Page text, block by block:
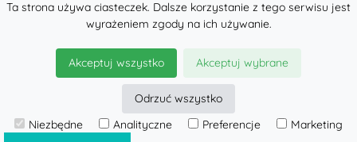
© 2026LennyLamb sp. z o.o.
Ta strona używa ciasteczek. Dalsze korzystanie z tego serwisu jest
wyrażeniem zgody na ich używanie.
Akceptuj wszystko Akceptuj wybrane
Odrzuć wszystko
Niezbędne
Analityczne Preferencje Marketing